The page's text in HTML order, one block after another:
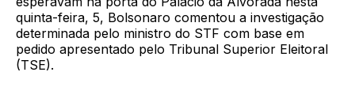
quinta-feira, 5, Bolsonaro comentou a investigação
determinada pelo ministro do STF com base em
pedido apresentado pelo Tribunal Superior Eleitoral
(TSE).